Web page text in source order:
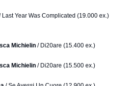
Last Year Was Complicated (19.000 ex.)
Michielin/ Di20are (15.400 ex.)
Michielin/ Di20are (15.500 ex.)